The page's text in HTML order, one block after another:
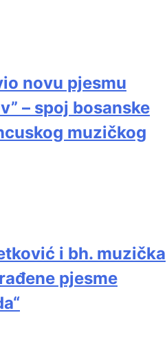
novu pjesmu
– spoj bosanske
muzičkog
i bh. muzička
pjesme